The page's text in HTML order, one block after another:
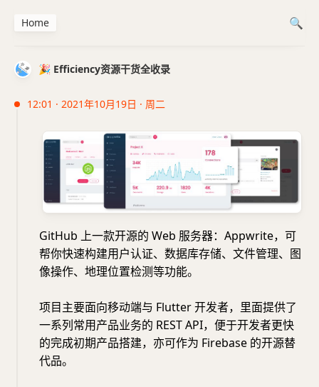
🎉 Efficiency资源干货全收录
12:01 · 2021年10月19日 · 周二
GitHub 上一款开源的 Web 服务器：Appwrite，可
帮你快速构建用户认证、数据库存储、文件管理、图
像操作、地理位置检测等功能。
项目主要面向移动端与 Flutter 开发者，里面提供了
一系列常用产品业务的 REST API，便于开发者更快
的完成初期产品搭建，亦可作为 Firebase 的开源替
代品。
Home